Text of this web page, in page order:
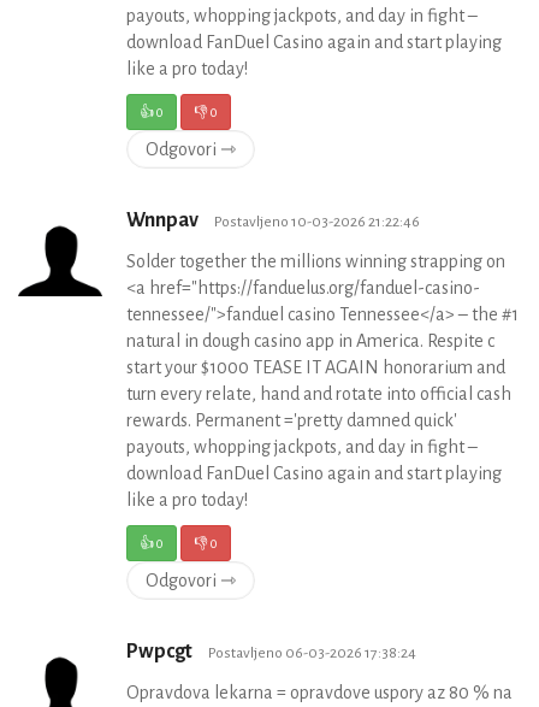
payouts, whopping jackpots, and day in fight –
download FanDuel Casino again and start playing
like a pro today!
👍0 👎0
Odgovori ⇾
Wnnpav Postavljeno 10-03-2026 21:22:46
Solder together the millions winning strapping on
<a href="https://fanduelus.org/fanduel-casino-
tennessee/">fanduel casino Tennessee</a> – the #1
natural in dough casino app in America. Respite c
start your $1000 TEASE IT AGAIN honorarium and
turn every relate, hand and rotate into official cash
rewards. Permanent ='pretty damned quick'
payouts, whopping jackpots, and day in fight –
download FanDuel Casino again and start playing
like a pro today!
👍0 👎0
Odgovori ⇾
Pwpcgt Postavljeno 06-03-2026 17:38:24
Opravdova lekarna = opravdove uspory az 80 % na